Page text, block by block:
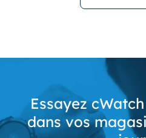
Essayez
dans vos